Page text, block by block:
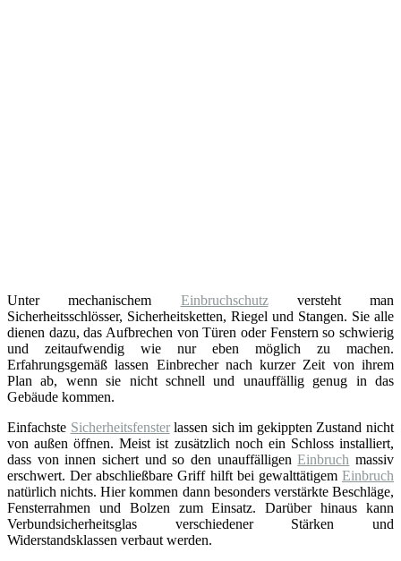
Unter mechanischem Einbruchschutzversteht man
Sicherheitsschlösser, Sicherheitsketten, Riegel und Stangen. Sie alle
dienen dazu, das Aufbrechen von Türen oder Fenstern so schwierig
und zeitaufwendig wie nur eben möglich zu machen.
Erfahrungsgemäß lassen Einbrecher nach kurzer Zeit von ihrem
Plan ab, wenn sie nicht schnell und unauffällig genug in das
Gebäude kommen.
Einfachste Sicherheitsfensterlassen sich im gekippten Zustand nicht
von außen öffnen. Meist ist zusätzlich noch ein Schloss installiert,
dass von innen sichert und so den unauffälligenEinbruch massiv
erschwert. Der abschließbare Griff hilft bei gewalttätigem Einbruch
natürlich nichts. Hier kommen dann besonders verstärkte Beschläge,
Fensterrahmen und Bolzen zum Einsatz. Darüber hinaus kann
Verbundsicherheitsglas verschiedener Stärken und
Widerstandsklassen verbaut werden.